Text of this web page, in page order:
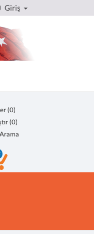
Giriş
(0)
(0)